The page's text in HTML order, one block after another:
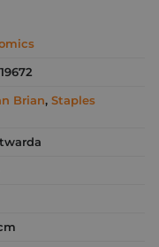
Brian, Staples